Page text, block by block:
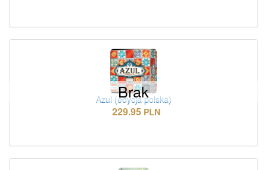
Brak
Azul (edycja polska)
229.95 PLN